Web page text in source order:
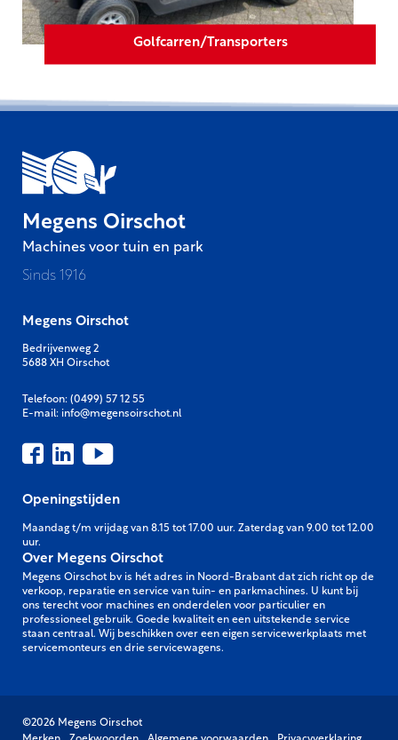
Golfcarren/Transporters
Megens Oirschot
Machines voor tuin en park
Sinds 1916
Megens Oirschot
Bedrijvenweg 2
5688 XH Oirschot
Telefoon: (0499) 57 12 55
E-mail: info@megensoirschot.nl
Openingstijden
Maandag t/m vrijdag van 8.15 tot 17.00 uur. Zaterdag van 9.00 tot 12.00
uur.
Over Megens Oirschot
Megens Oirschot bv is hét adres in Noord-Brabant dat zich richt op de
verkoop, reparatie en service van tuin- en parkmachines. U kunt bij
ons terecht voor machines en onderdelen voor particulier en
professioneel gebruik. Goede kwaliteit en een uitstekende service
staan centraal. Wij beschikken over een eigen servicewerkplaats met
servicemonteurs en drie servicewagens.
©2026 Megens Oirschot